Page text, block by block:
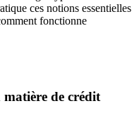
ces notions essentielles
fonctionne
matière de crédit